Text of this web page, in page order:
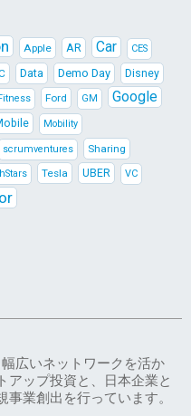
Apple AR Car CES
Data Demo Day
Disney
Ford GM Google
Mobility
scrumventures Sharing
Tesla UBER VC
広いネットワークを活か
アップ投資と、日本企業と
業創出を行っています。